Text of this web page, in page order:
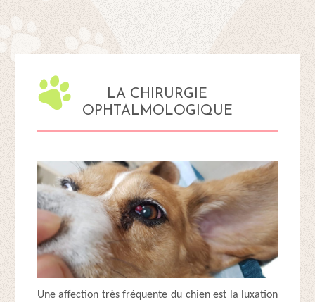
LA CHIRURGIE
OPHTALMOLOGIQUE
Une affection très fréquente du chien est la luxation